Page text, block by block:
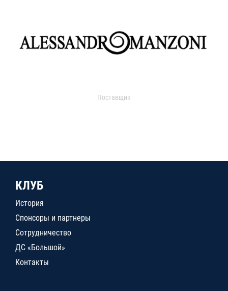
Поставщик
КЛУБ
История
Спонсоры и партнеры
Сотрудничество
ДС «Большой»
Контакты